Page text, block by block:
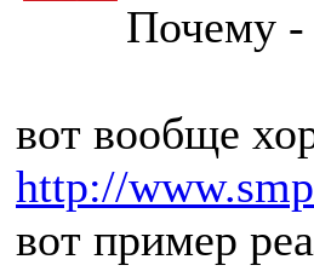
Почему -
вот вообще
http://
вот пример